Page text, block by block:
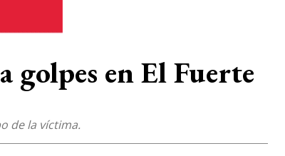
golpes en El Fuerte
de la víctima.